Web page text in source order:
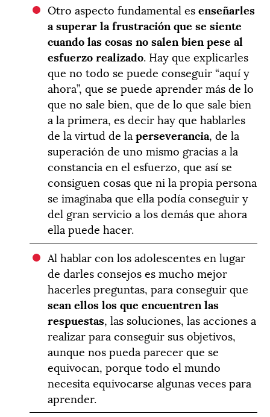
Otro aspecto fundamental esenseñarles
a superar la frustración que se siente
cuando las cosas no salen bien pese al
esfuerzo realizado. Hay que explicarles
que no todo se puede conseguir “aquí y
ahora”, que se puede aprender más de lo
que no sale bien, que de lo que sale bien
a la primera, es decir hay que hablarles
de la virtud de laperseverancia, de la
superación de uno mismo gracias a la
constancia en el esfuerzo, que así se
consiguen cosas que ni la propia persona
se imaginaba que ella podía conseguir y
del gran servicio a los demás que ahora
ella puede hacer.
Al hablar con los adolescentes en lugar
de darles consejos es mucho mejor
hacerles preguntas, para conseguir que
sean ellos los que encuentren las
respuestas, las soluciones, las acciones a
realizar para conseguir sus objetivos,
aunque nos pueda parecer que se
equivocan, porque todo el mundo
necesita equivocarse algunas veces para
aprender.